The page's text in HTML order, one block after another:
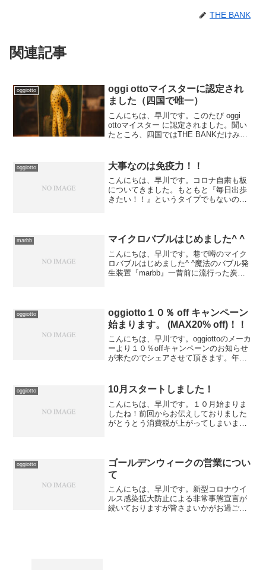
THE BANK
関連記事
oggiotto
oggi ottoマイスターに認定され
ました（四国で唯一）
こんにちは、早川です。このたび oggi
ottoマイスター に認定されました。聞い
たところ、四国ではTHE BANKだけみた
から担当の方に聞いたのですが、今回の
マイス...
oggiotto 大事なのは免疫力！！
こんにちは、早川です。コロナ自粛も板
についてきました。もともと『毎日出歩
きたい！！』というタイプでもないので
とゆっくりとした時間を過ご...
marbb マイクロバブルはじめました^ ^
こんにちは、早川です。巷で噂のマイク
ロバブルはじめました^ ^魔法のバブル発
生装置『marbb』一昔前に流行った炭酸
ゴレを浮かせて...
oggiotto
oggiotto１０％ off キャンペーン
始まります。 (MAX20% off)！！
こんにちは、早川です。oggiottoのメーカ
ーより１０％offキャンペーンのお知らせ
が来たのでシェアさせて頂きます。年末
ントラインの１０%offなのでとてもお得
です...
oggiotto 10月スタートしました！
こんにちは、早川です。１０月始まりま
したね！前回からお伝えしておりました
がとうとう消費税が上がってしまいまし
で何卒ご了承ください。さ...
oggiotto
ゴールデンウィークの営業につい
て
こんにちは、早川です。新型コロナウイ
ルス感染拡大防止による非常事態宣言が
続いておりますが皆さまいかがお過ごし